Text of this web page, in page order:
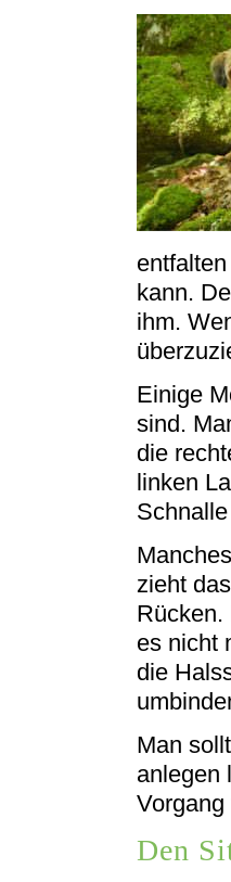
kann.
ihm.
Einige
sind.
die
linken
zieht
Rücken.
es nicht
die
Man
anlegen
Den